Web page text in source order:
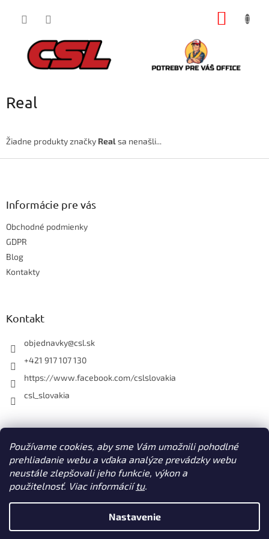
Používame cookies, aby sme Vám umožnili pohodlné
prehliadanie webu a vďaka analýze prevádzky webu
neustále zlepšovali jeho funkcie, výkon a
použitelnosť. Viac informáciítu.
Nastavenie
Real
Žiadne produkty značky Realsa nenašli...
Z
Informácie pre vás
Obchodné podmienky
GDPR
Blog
Kontakty
Kontakt
objednavky@csl.sk
+421 917 107 130
https://www.facebook.com/cslslovakia
csl_slovakia
Facebook